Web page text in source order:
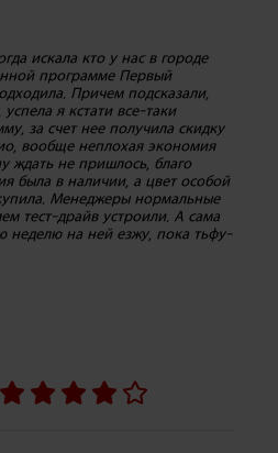
искала кто у нас в городе
программе Первый
Причем подсказали,
я кстати все-таки
за счет нее получила скидку
вообще неплохая экономия
ждать не пришлось, благо
была в наличии, а цвет особой
Менеджеры нормальные
тест-драйв устроили. А сама
неделю на ней езжу, пока тьфу-